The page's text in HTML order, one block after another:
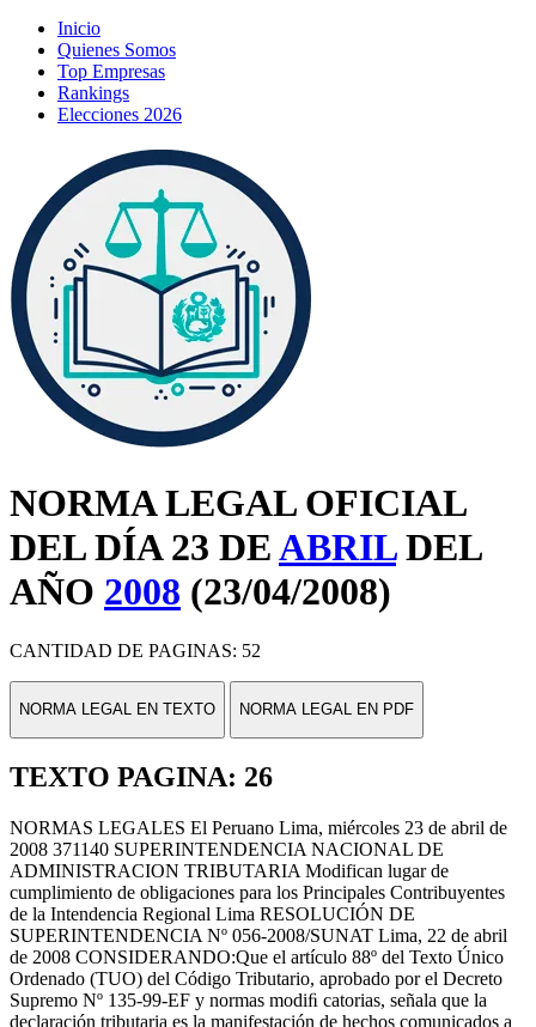
Inicio
Quienes Somos
Top Empresas
Rankings
Elecciones 2026
NORMA LEGAL OFICIAL
DEL DÍA 23 DEABRILDEL
AÑO 2008 (23/04/2008)
CANTIDAD DE PAGINAS: 52
NORMA LEGAL EN TEXTO NORMA LEGAL EN PDF
TEXTO PAGINA: 26
NORMAS LEGALES El Peruano Lima, miércoles 23 de abril de
2008 371140 SUPERINTENDENCIA NACIONAL DE
ADMINISTRACION TRIBUTARIA Modifican lugar de
cumplimiento de obligaciones para los Principales Contribuyentes
de la Intendencia Regional Lima RESOLUCIÓN DE
SUPERINTENDENCIA Nº 056-2008/SUNAT Lima, 22 de abril
de 2008 CONSIDERANDO:Que el artículo 88º del Texto Único
Ordenado (TUO) del Código Tributario, aprobado por el Decreto
Supremo Nº 135-99-EF y normas modiﬁ catorias, señala que la
declaración tributaria es la manifestación de hechos comunicados a